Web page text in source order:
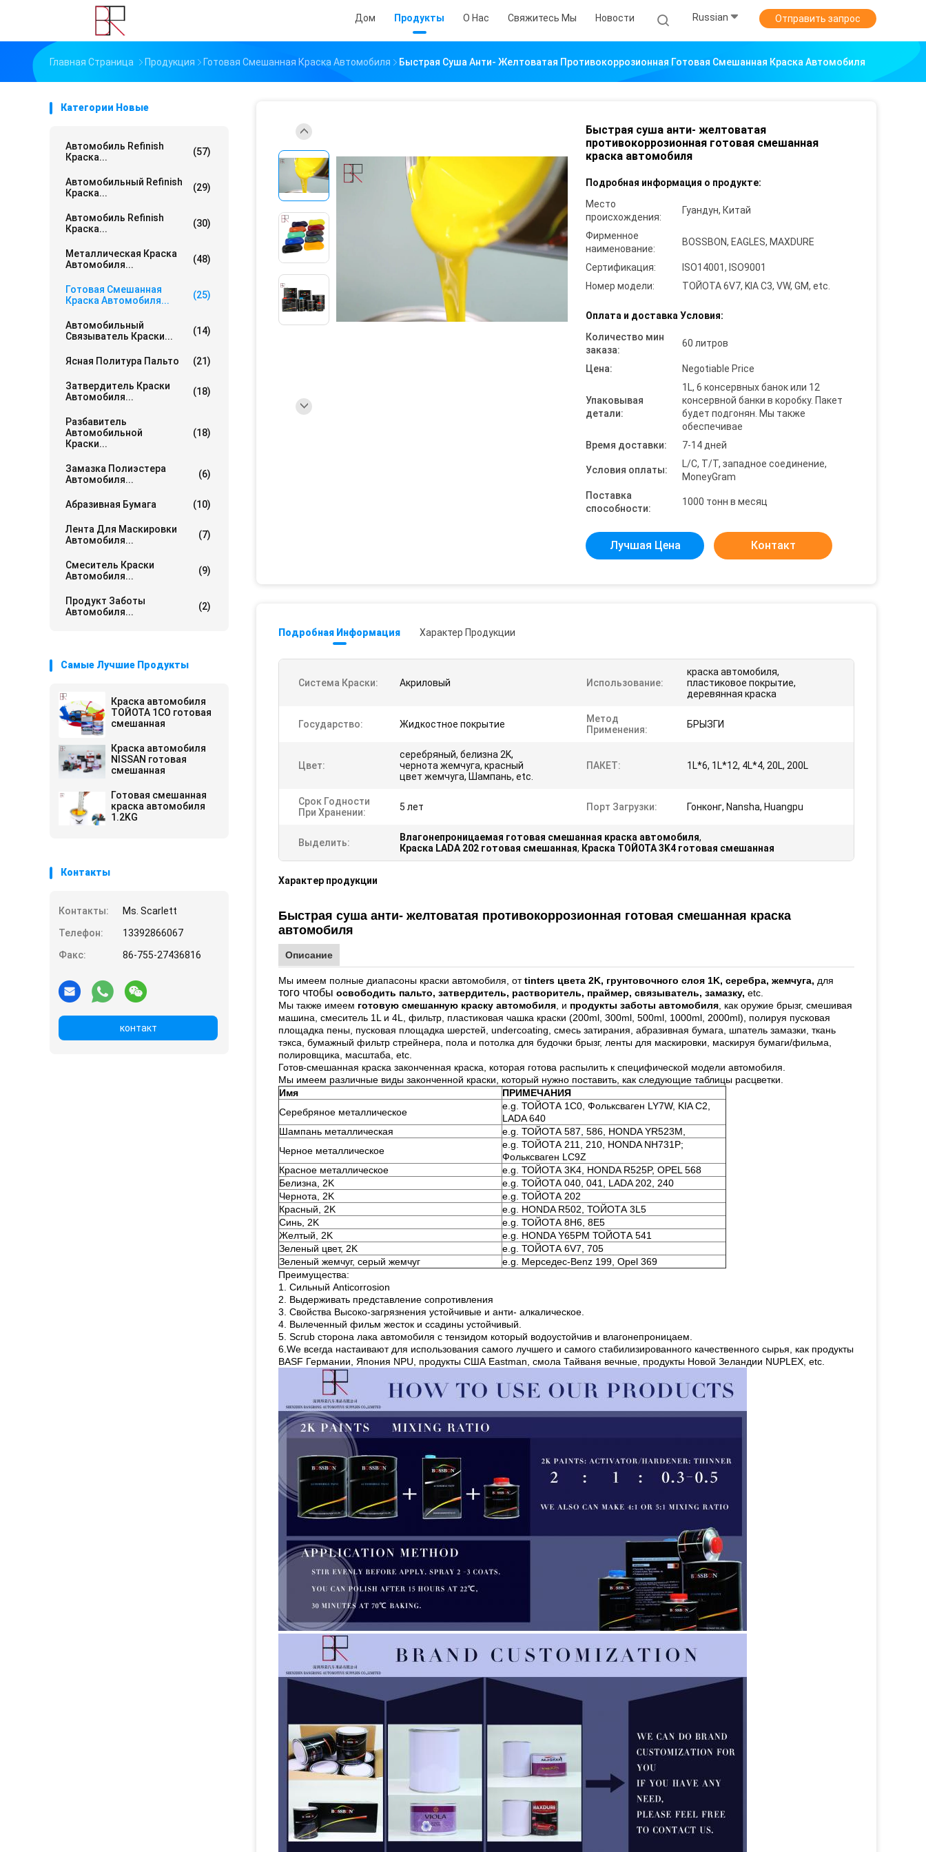
Дом Продукты О Нас Свяжитесь Мы Новости Russian Отправить запрос
Главная Страница Продукция Готовая Смешанная Краска Автомобиля Быстрая Суша Анти- Желтоватая Противокоррозионная Готовая Смешанная Краска Автомобиля
Категории Новые
Автомобиль Refinish
Краска...
(57)
Автомобильный Refinish
Краска...
(29)
Автомобиль Refinish
Краска...
(30)
Металлическая Краска
Автомобиля...
(48)
Готовая Смешанная
Краска Автомобиля...
(25)
Автомобильный
Связыватель Краски...
(14)
Ясная Политура Пальто (21)
Затвердитель Краски
Автомобиля...
(18)
Разбавитель
Автомобильной
Краски...
(18)
Замазка Полиэстера
Автомобиля...
(6)
Абразивная Бумага (10)
Лента Для Маскировки
Автомобиля...
(7)
Смеситель Краски
Автомобиля...
(9)
Продукт Заботы
Автомобиля...
(2)
Самые Лучшие Продукты
Краска автомобиля
ТОЙОТА 1CO готовая
смешанная
Краска автомобиля
NISSAN готовая
смешанная
Готовая смешанная
краска автомобиля
1.2KG
Контакты
Контакты:
Ms. Scarlett
Телефон:
13392866067
Факс:
86-755-27436816
контакт
Быстрая суша анти- желтоватая
противокоррозионная готовая смешанная
краска автомобиля
Подробная информация о продукте:
Место
происхождения:
Гуандун, Китай
Фирменное
наименование:
BOSSBON, EAGLES, MAXDURE
Сертификация:
ISO14001, ISO9001
Номер модели:
ТОЙОТА 6V7, KIA C3, VW, GM, etc.
Оплата и доставка Условия:
Количество мин
заказа:
60 литров
Цена: Negotiable Price
Упаковывая
детали:
1L, 6 консервных банок или 12
консервной банки в коробку. Пакет
будет подгонян. Мы также
обеспечивае
Время доставки:
7-14 дней
Условия оплаты:
L/C, T/T, западное соединение,
MoneyGram
Поставка
способности:
1000 тонн в месяц
Лучшая Цена Контакт
Подробная Информация Характер Продукции
Система Краски: Акриловый Использование:
краска автомобиля,
пластиковое покрытие,
деревянная краска
Государство: Жидкостное покрытие
Метод
Применения:
БРЫЗГИ
Цвет:
серебряный, белизна 2K,
чернота жемчуга, красный
цвет жемчуга, Шампань, etc.
ПАКЕТ: 1L*6, 1L*12, 4L*4, 20L, 200L
Срок Годности
При Хранении:
5 лет Порт Загрузки: Гонконг, Nansha, Huangpu
Выделить: Влагонепроницаемая готовая смешанная краска автомобиля,
Краска LADA 202 готовая смешанная, Краска ТОЙОТА 3K4 готовая смешанная
Характер продукции
Быстрая суша анти- желтоватая противокоррозионная готовая смешанная краска
автомобиля
Описание
Мы имеем полные диапасоны краски автомобиля, отtinters цвета 2K, грунтовочного слоя 1K, серебра, жемчуга, для
того чтобы освободить пальто, затвердитель, растворитель, праймер, связыватель, замазку, etc.
Мы также имеем готовую смешанную краску автомобиля , и продукты заботы автомобиля , как оружие брызг, смешивая
машина, смеситель 1L и 4L, фильтр, пластиковая чашка краски (200ml, 300ml, 500ml, 1000ml, 2000ml), полируя пусковая
площадка пены, пусковая площадка шерстей, undercoating, смесь затирания, абразивная бумага, шпатель замазки, ткань
тэкса, бумажный фильтр стрейнера, пола и потолка для будочки брызг, ленты для маскировки, маскируя бумаги/фильма,
полировщика, масштаба, etc.
Готов-смешанная краска законченная краска, которая готова распылить к специфической модели автомобиля.
Мы имеем различные виды законченной краски, который нужно поставить, как следующие таблицы расцветки.
Имя
ПРИМЕЧАНИЯ
Серебряное металлическое
e.g. ТОЙОТА 1C0, Фольксваген LY7W, KIA C2,
LADA 640
Шампань металлическая
e.g. ТОЙОТА 587, 586, HONDA YR523M,
Черное металлическое
e.g. ТОЙОТА 211, 210, HONDA NH731P;
Фольксваген LC9Z
Красное металлическое
e.g. ТОЙОТА 3K4, HONDA R525P, OPEL 568
Белизна, 2K
e.g. ТОЙОТА 040, 041, LADA 202, 240
Чернота, 2K
e.g. ТОЙОТА 202
Красный, 2K
e.g. HONDA R502, ТОЙОТА 3L5
Синь, 2K
e.g. ТОЙОТА 8H6, 8E5
Желтый, 2K
e.g. HONDA Y65PM ТОЙОТА 541
Зеленый цвет, 2K
e.g. ТОЙОТА 6V7, 705
Зеленый жемчуг, серый жемчуг
e.g. Мерседес-Benz 199, Opel 369
Преимущества:
1. Сильный Anticorrosion
2. Выдерживать представление сопротивления
3. Свойства Высоко-загрязнения устойчивые и анти- алкалическое.
4. Вылеченный фильм жесток и ссадины устойчивый.
5. Scrub сторона лака автомобиля с тензидом который водоустойчив и влагонепроницаем.
6.We всегда настаивают для использования самого лучшего и самого стабилизированного качественного сырья, как продукты
BASF Германии, Япония NPU, продукты США Eastman, смола Тайваня вечные, продукты Новой Зеландии NUPLEX, etc.